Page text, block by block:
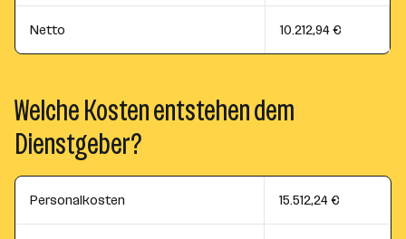
Netto 10.212,94 €
Welche Kosten entstehen dem
Dienstgeber?
Personalkosten 15.512,24 €